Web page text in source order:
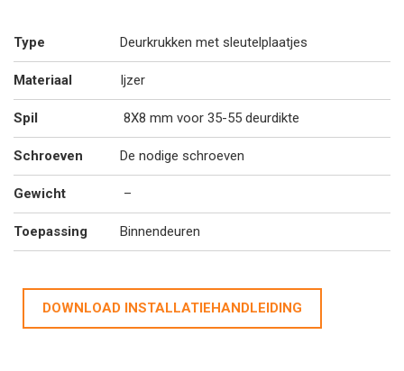
Type Deurkrukken met sleutelplaatjes
Materiaal Ijzer
Spil 8X8 mm voor 35-55 deurdikte
Schroeven De nodige schroeven
Gewicht –
Toepassing Binnendeuren
DOWNLOAD INSTALLATIEHANDLEIDING